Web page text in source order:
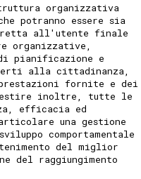
organizzativa
potranno essere sia
all'utente finale
organizzative,
pianificazione e
alla cittadinanza,
fornite e dei
inoltre, tutte le
efficacia ed
una gestione
comportamentale
del miglior
del raggiungimento